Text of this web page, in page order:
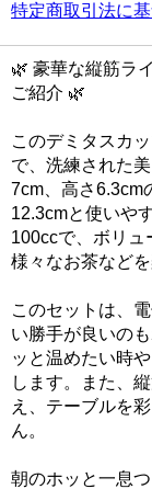
特定商取引法に
🌿 豪華な縦筋ラ
ご紹介 🌿
このデミタスカ
で、洗練された
7cm、高さ6.3cm
12.3cmと使いや
100ccで、ボリュ
様々なお茶など
このセットは、
い勝手が良いの
ッと温めたい時
します。また、
え、テーブルを
ん。
朝のホッと一息